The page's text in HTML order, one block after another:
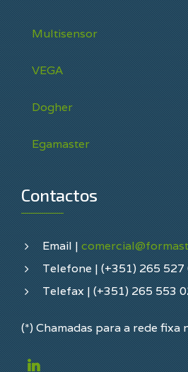
Multisensor
VEGA
Dogher
Egamaster
Contactos
Email |
Telefone | (+351) 265 527
Telefax | (+351) 265 553
(*) Chamadas para a rede fixa